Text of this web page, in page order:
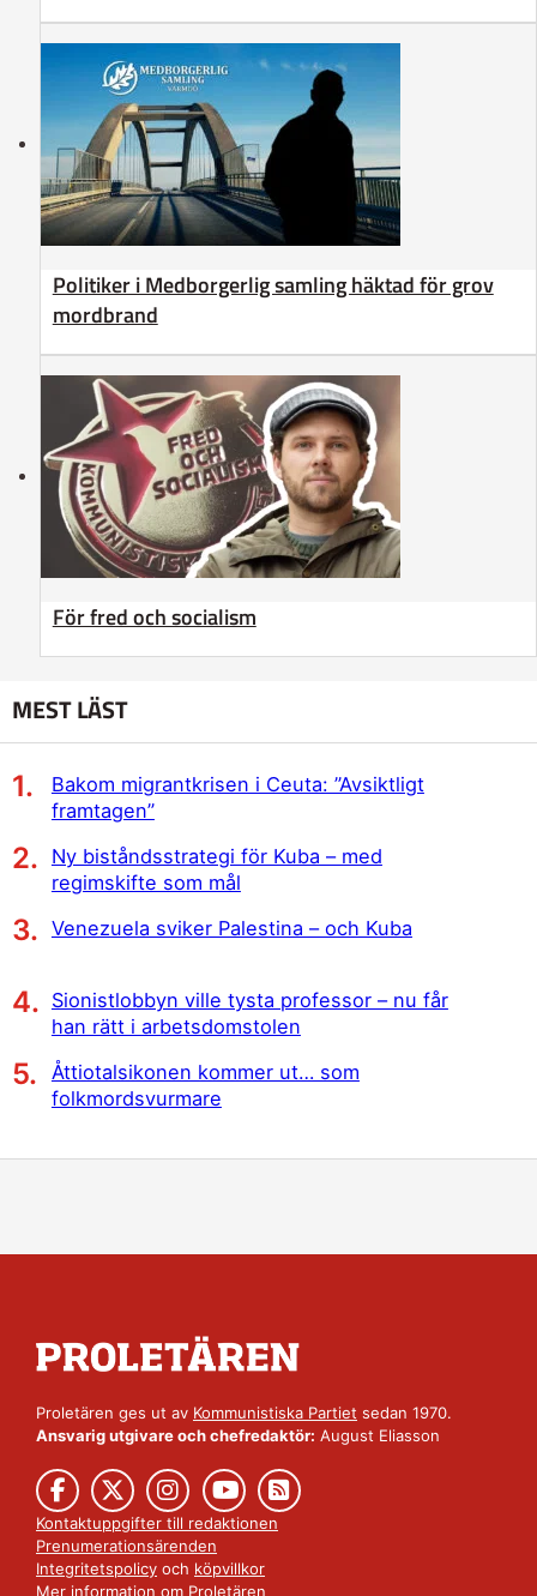
Politiker i Medborgerlig samling häktad för grov
mordbrand
För fred och socialism
MEST LÄST
Bakom migrantkrisen i Ceuta: ”Avsiktligt
framtagen”
Ny biståndsstrategi för Kuba – med
regimskifte som mål
Venezuela sviker Palestina – och Kuba
Sionistlobbyn ville tysta professor – nu får
han rätt i arbetsdomstolen
Åttiotalsikonen kommer ut… som
folkmordsvurmare
Proletären ges ut av Kommunistiska Partiet sedan 1970.
Ansvarig utgivare och chefredaktör: August Eliasson
Kontaktuppgifter till redaktionen
Prenumerationsärenden
Integritetspolicy och köpvillkor
Mer information om Proletären